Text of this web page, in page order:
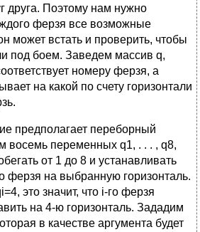
друга. Поэтому нам нужно
ферзя все возможные
может встать и проверить, чтобы
под боем. Заведем массив q,
номеру ферзя, а
на какой по счету горизонтали
предполагает переборный
восемь переменных q1, . . . , q8,
от 1 до 8 и устанавливать
ферзя на выбранную горизонталь.
это значит, что i-го ферзя
на 4-ю горизонталь. Зададим
в качестве аргумента будет